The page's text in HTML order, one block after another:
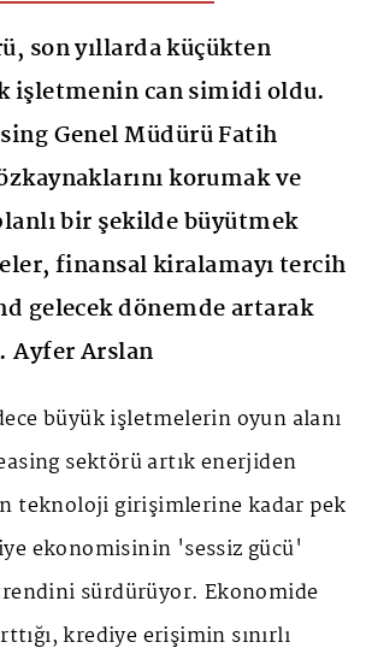
son yıllarda küçükten
işletmenin can simidi oldu.
Genel Müdürü Fatih
korumak ve
bir şekilde büyütmek
finansal kiralamayı tercih
gelecek dönemde artarak
Ayfer Arslan
büyük işletmelerin oyun alanı
sektörü artık enerjiden
teknoloji girişimlerine kadar pek
ekonomisinin 'sessiz gücü'
sürdürüyor. Ekonomide
krediye erişimin sınırlı